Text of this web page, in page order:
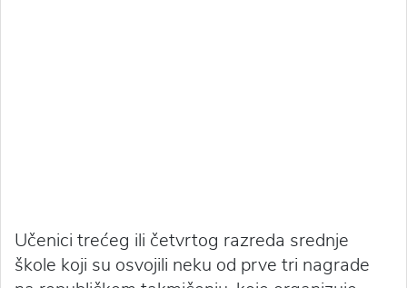
Učenici trećeg ili četvrtog razreda srednje
škole koji su osvojili neku od prve tri nagrade